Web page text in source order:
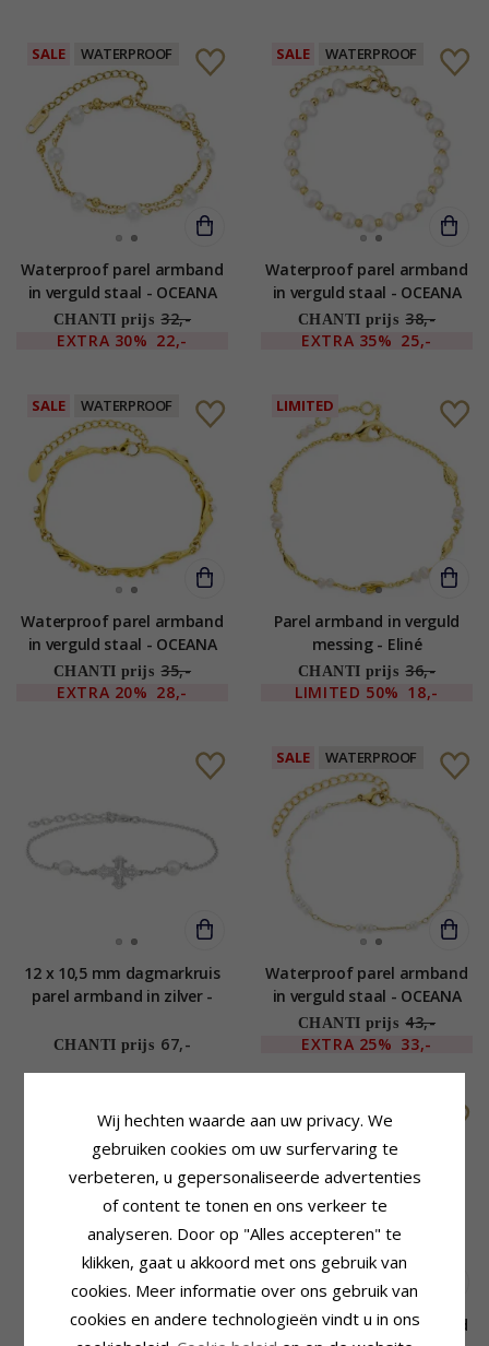
SALE WATERPROOF
Waterproof parel armband
in verguld staal - OCEANA
CHANTI prijs 32,-
EXTRA 30% 22,-
SALE WATERPROOF
Waterproof parel armband
in verguld staal - OCEANA
CHANTI prijs 38,-
EXTRA 35% 25,-
SALE WATERPROOF
Waterproof parel armband
in verguld staal - OCEANA
CHANTI prijs 35,-
EXTRA 20% 28,-
LIMITED
Parel armband in verguld
messing - Eliné
CHANTI prijs 36,-
LIMITED 50% 18,-
12 x 10,5 mm dagmarkruis
parel armband in zilver -
CHANTI prijs 67,-
SALE WATERPROOF
Waterproof parel armband
in verguld staal - OCEANA
CHANTI prijs 43,-
EXTRA 25% 33,-
Parel armband in verguld
Waterproof parel armband
Wij hechten waarde aan uw privacy. We
gebruiken cookies om uw surfervaring te
verbeteren, u gepersonaliseerde advertenties
of content te tonen en ons verkeer te
analyseren. Door op "Alles accepteren" te
klikken, gaat u akkoord met ons gebruik van
cookies. Meer informatie over ons gebruik van
cookies en andere technologieën vindt u in ons